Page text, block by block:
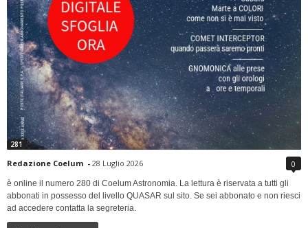
281
Redazione Coelum - 28 Luglio 2026 0
è online il numero 280 di Coelum Astronomia. La lettura è riservata a tutti gli
abbonati in possesso del livello QUASAR sul sito. Se sei abbonato e non riesci
ad accedere contatta la segreteria.